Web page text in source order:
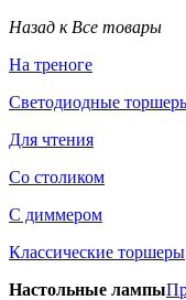
Назад к Все товары
На треноге
Светодиодные
Для чтения
Со столиком
С диммером
Классические торшеры
Настольные лампы